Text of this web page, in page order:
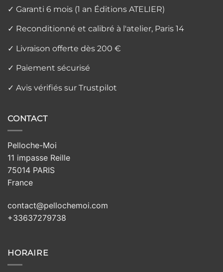
✓ Garanti 6 mois (1 an Éditions ATELIER)
✓ Reconditionné et calibré à l'atelier, Paris 14
✓ Livraison offerte dès 200 €
✓ Paiement sécurisé
✓ Avis vérifiés sur Trustpilot
CONTACT
Pelloche-Moi
11 impasse Reille
75014 PARIS
France
contact@pellochemoi.com
+33637279738
HORAIRE